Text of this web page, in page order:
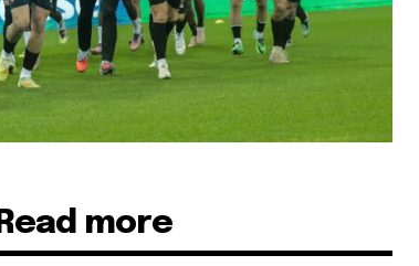
Read more